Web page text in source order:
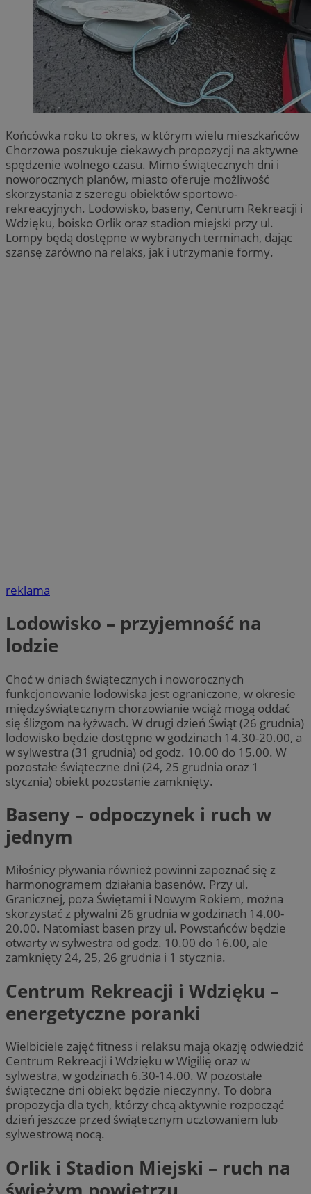
Końcówka roku to okres, w którym wielu mieszkańców
Chorzowa poszukuje ciekawych propozycji na aktywne
spędzenie wolnego czasu. Mimo świątecznych dni i
noworocznych planów, miasto oferuje możliwość
skorzystania z szeregu obiektów sportowo-
rekreacyjnych. Lodowisko, baseny, Centrum Rekreacji i
Wdzięku, boisko Orlik oraz stadion miejski przy ul.
Lompy będą dostępne w wybranych terminach, dając
szansę zarówno na relaks, jak i utrzymanie formy.
reklama
Lodowisko – przyjemność na
lodzie
Choć w dniach świątecznych i noworocznych
funkcjonowanie lodowiska jest ograniczone, w okresie
międzyświątecznym chorzowianie wciąż mogą oddać
się ślizgom na łyżwach. W drugi dzień Świąt (26 grudnia)
lodowisko będzie dostępne w godzinach 14.30-20.00, a
w sylwestra (31 grudnia) od godz. 10.00 do 15.00. W
pozostałe świąteczne dni (24, 25 grudnia oraz 1
stycznia) obiekt pozostanie zamknięty.
Baseny – odpoczynek i ruch w
jednym
Miłośnicy pływania również powinni zapoznać się z
harmonogramem działania basenów. Przy ul.
Granicznej, poza Świętami i Nowym Rokiem, można
skorzystać z pływalni 26 grudnia w godzinach 14.00-
20.00. Natomiast basen przy ul. Powstańców będzie
otwarty w sylwestra od godz. 10.00 do 16.00, ale
zamknięty 24, 25, 26 grudnia i 1 stycznia.
Centrum Rekreacji i Wdzięku –
energetyczne poranki
Wielbiciele zajęć fitness i relaksu mają okazję odwiedzić
Centrum Rekreacji i Wdzięku w Wigilię oraz w
sylwestra, w godzinach 6.30-14.00. W pozostałe
świąteczne dni obiekt będzie nieczynny. To dobra
propozycja dla tych, którzy chcą aktywnie rozpocząć
dzień jeszcze przed świątecznym ucztowaniem lub
sylwestrową nocą.
Orlik i Stadion Miejski – ruch na